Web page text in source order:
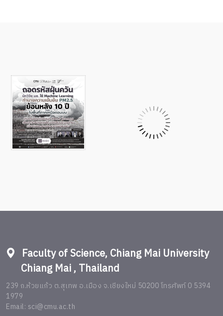
Faculty of Science, Chiang Mai University
Chiang Mai , Thailand
239 ถ.ห้วยแก้ว ต.สุเทพ อ.เมือง จ.เชียงใหม่ 50200 โทรศัพท์ 0 5394
1979
Email: sci@cmu.ac.th